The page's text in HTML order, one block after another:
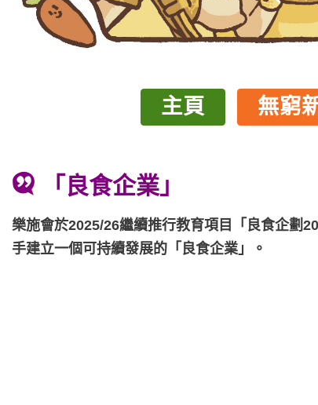
主頁 無窮
「良食企業」
樂施會於2025/26繼續推行教育項目「良食企劃
手建立一個可持續發展的「良食企業」。